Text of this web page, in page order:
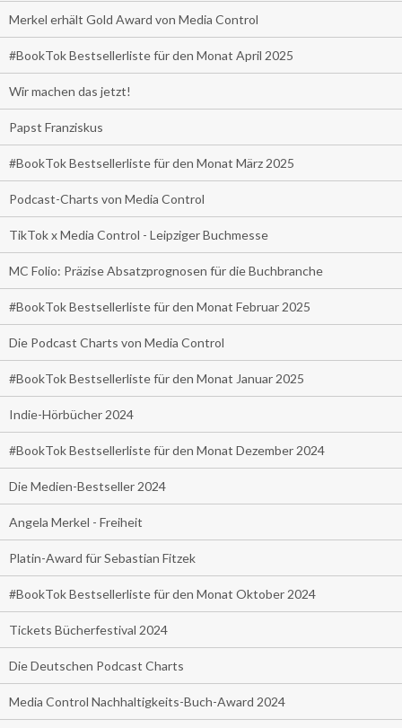
Merkel erhält Gold Award von Media Control
#BookTok Bestsellerliste für den Monat April 2025
Wir machen das jetzt!
Papst Franziskus
#BookTok Bestsellerliste für den Monat März 2025
Podcast-Charts von Media Control
TikTok x Media Control - Leipziger Buchmesse
MC Folio: Präzise Absatzprognosen für die Buchbranche
#BookTok Bestsellerliste für den Monat Februar 2025
Die Podcast Charts von Media Control
#BookTok Bestsellerliste für den Monat Januar 2025
Indie-Hörbücher 2024
#BookTok Bestsellerliste für den Monat Dezember 2024
Die Medien-Bestseller 2024
Angela Merkel - Freiheit
Platin-Award für Sebastian Fitzek
#BookTok Bestsellerliste für den Monat Oktober 2024
Tickets Bücherfestival 2024
Die Deutschen Podcast Charts
Media Control Nachhaltigkeits-Buch-Award 2024